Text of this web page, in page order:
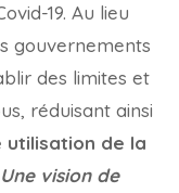
19. Au lieu
gouvernements
des limites et
réduisant ainsi
utilisation de la
vision de